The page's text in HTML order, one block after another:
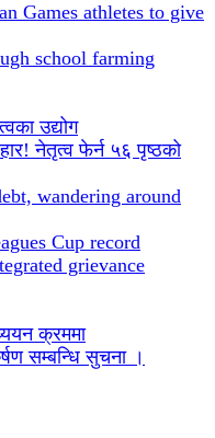
Games athletes to give
school farming
उद्योग
नेतृत्व फेर्न ५६ पृष्ठको
wandering around
Cup record
grievance
क्रममा
सम्बन्धि सुचना ।